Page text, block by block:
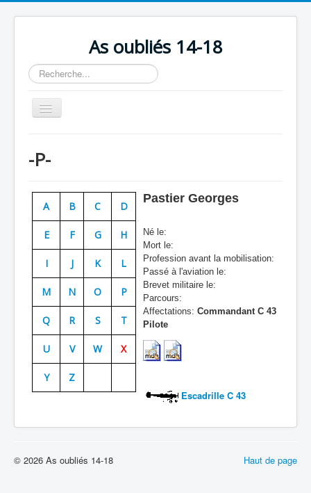
As oubliés 14-18
Rechercher
Basculer
la
Chronologie
Escadrilles
Organisation
Avions
Personnels
Doctrines
Batailles
Les As
Cahiers des As
-P-
A B C D
E F G H
I J K L
M N O P
Q R S T
U V W X
Y Z
Pastier Georges
Né le:
Mort le:
Profession avant la mobilisation:
Passé à l'aviation le:
Brevet militaire le:
Parcours:
Affectations: Commandant C 43
Pilote
Escadrille C 43
Haut de page
© 2026 As oubliés 14-18